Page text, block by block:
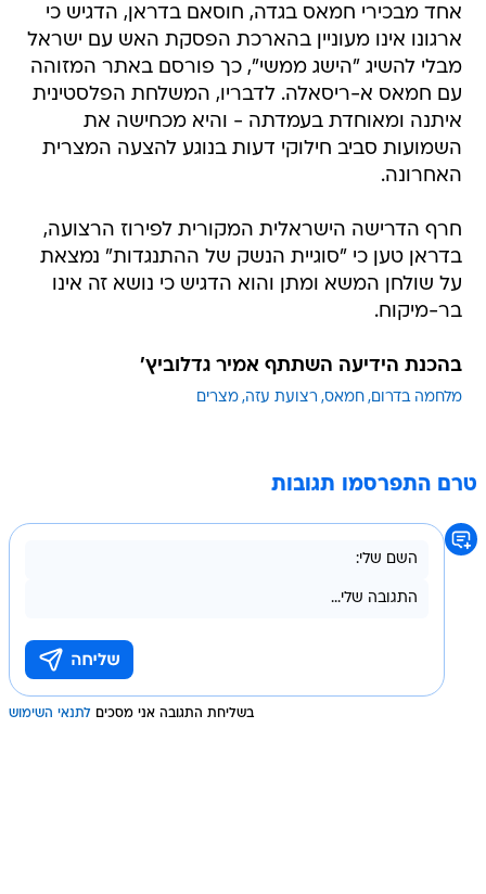
אחד מבכירי חמאס בגדה, חוסאם בדראן, הדגיש כי
ארגונו אינו מעוניין בהארכת הפסקת האש עם ישראל
מבלי להשיג "הישג ממשי", כך פורסם באתר המזוהה
עם חמאס א-ריסאלה. לדבריו, המשלחת הפלסטינית
איתנה ומאוחדת בעמדתה - והיא מכחישה את
השמועות סביב חילוקי דעות בנוגע להצעה המצרית
האחרונה.
חרף הדרישה הישראלית המקורית לפירוז הרצועה,
בדראן טען כי "סוגיית הנשק של ההתנגדות" נמצאת
על שולחן המשא ומתן והוא הדגיש כי נושא זה אינו
בר-מיקוח.
בהכנת הידיעה השתתף אמיר גדלוביץ'
מלחמה בדרום חמאס רצועת עזה מצרים
טרם התפרסמו תגובות
בשליחת התגובה אני מסכים לתנאי השימוש